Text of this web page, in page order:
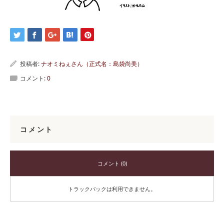
投稿者:ナオミねぇさん（正式名：島袋尚美）
コメント:0
コメント
コメント (0)
トラックバックは利用できません。